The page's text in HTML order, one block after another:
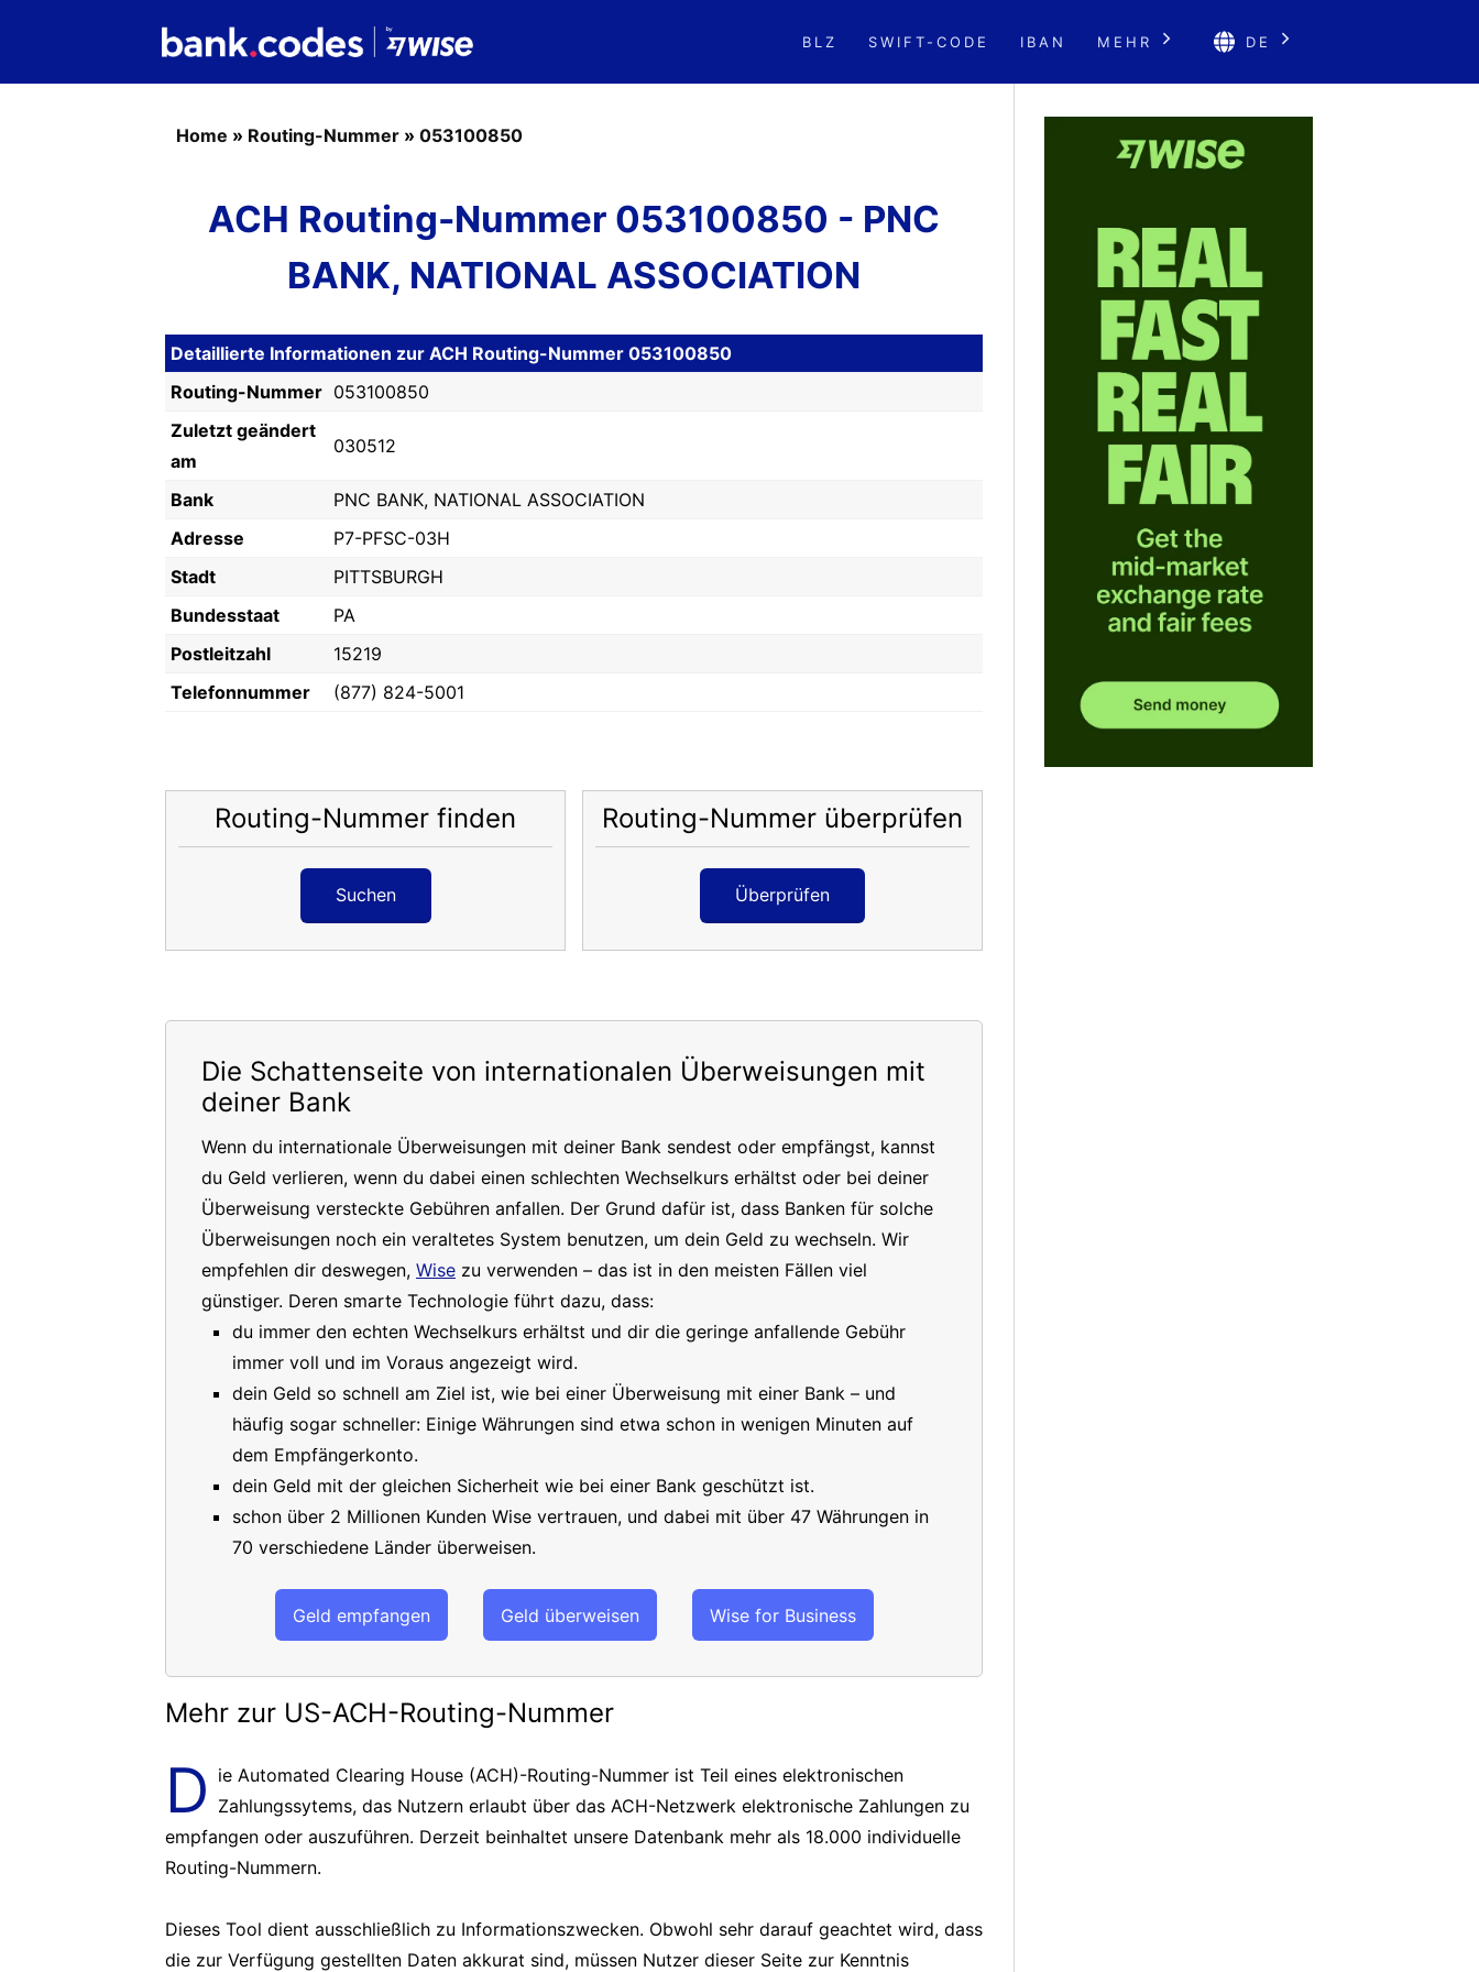
BLZ SWIFT-CODE IBAN MEHR DE
Home » Routing-Nummer » 053100850
ACH Routing-Nummer 053100850 - PNC
BANK, NATIONAL ASSOCIATION
Detaillierte Informationen zur ACH Routing-Nummer 053100850
Routing-Nummer 053100850
Zuletzt geändert
am
030512
Bank
PNC BANK, NATIONAL ASSOCIATION
Adresse
P7-PFSC-03H
Stadt
PITTSBURGH
Bundesstaat
PA
Postleitzahl
15219
Telefonnummer
(877) 824-5001
Routing-Nummer finden
Suchen
Routing-Nummer überprüfen
Überprüfen
Die Schattenseite von internationalen Überweisungen mit
deiner Bank
Wenn du internationale Überweisungen mit deiner Bank sendest oder empfängst, kannst
du Geld verlieren, wenn du dabei einen schlechten Wechselkurs erhältst oder bei deiner
Überweisung versteckte Gebühren anfallen. Der Grund dafür ist, dass Banken für solche
Überweisungen noch ein veraltetes System benutzen, um dein Geld zu wechseln. Wir
empfehlen dir deswegen, Wise zu verwenden – das ist in den meisten Fällen viel
günstiger. Deren smarte Technologie führt dazu, dass:
du immer den echten Wechselkurs erhältst und dir die geringe anfallende Gebühr
immer voll und im Voraus angezeigt wird.
dein Geld so schnell am Ziel ist, wie bei einer Überweisung mit einer Bank – und
häufig sogar schneller: Einige Währungen sind etwa schon in wenigen Minuten auf
dem Empfängerkonto.
dein Geld mit der gleichen Sicherheit wie bei einer Bank geschützt ist.
schon über 2 Millionen Kunden Wise vertrauen, und dabei mit über 47 Währungen in
70 verschiedene Länder überweisen.
Geld empfangen Geld überweisen Wise for Business
Mehr zur US-ACH-Routing-Nummer
D ie Automated Clearing House (ACH)-Routing-Nummer ist Teil eines elektronischen
Zahlungssytems, das Nutzern erlaubt über das ACH-Netzwerk elektronische Zahlungen zu
empfangen oder auszuführen. Derzeit beinhaltet unsere Datenbank mehr als 18.000 individuelle
Routing-Nummern.
Dieses Tool dient ausschließlich zu Informationszwecken. Obwohl sehr darauf geachtet wird, dass
die zur Verfügung gestellten Daten akkurat sind, müssen Nutzer dieser Seite zur Kenntnis